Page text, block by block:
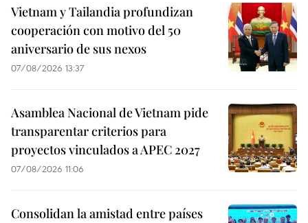
Vietnam y Tailandia profundizan
cooperación con motivo del 50
aniversario de sus nexos
07/08/2026 13:37
Asamblea Nacional de Vietnam pide
transparentar criterios para
proyectos vinculados a APEC 2027
07/08/2026 11:06
Consolidan la amistad entre países